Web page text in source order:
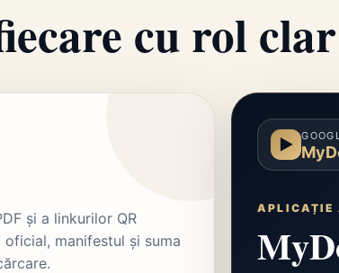
cu rol clar
și a linkurilor QR
manifestul și suma
▶
APLICAȚIE